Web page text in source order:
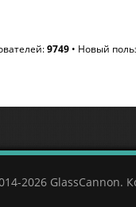
9749 • Новый
2026 GlassCannon.